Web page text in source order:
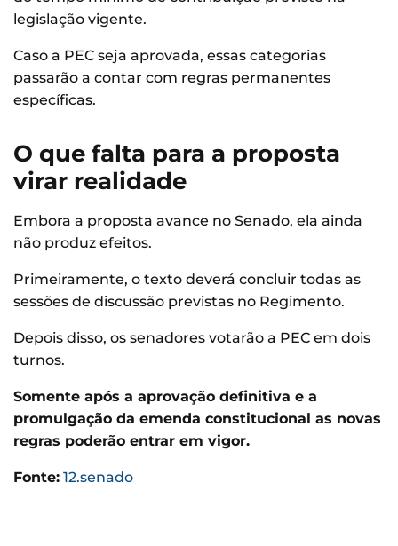
legislação vigente.
Caso a PEC seja aprovada, essas categorias
passarão a contar com regras permanentes
específicas.
O que falta para a proposta
virar realidade
Embora a proposta avance no Senado, ela ainda
não produz efeitos.
Primeiramente, o texto deverá concluir todas as
sessões de discussão previstas no Regimento.
Depois disso, os senadores votarão a PEC em dois
turnos.
Somente após a aprovação definitiva e a
promulgação da emenda constitucional as novas
regras poderão entrar em vigor.
Fonte: 12.senado